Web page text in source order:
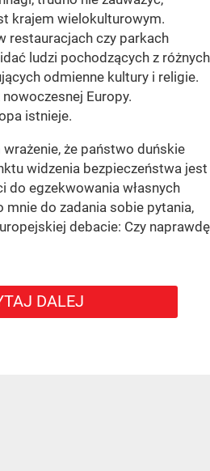
krajem wielokulturowym.
restauracjach czy parkach
ludzi pochodzących z różnych
odmienne kultury i religie.
Europy.
istnieje.
że państwo duńskie
widzenia bezpieczeństwa jest
do egzekwowania własnych
mnie do zadania sobie pytania,
debacie: Czy naprawdę
DALEJ